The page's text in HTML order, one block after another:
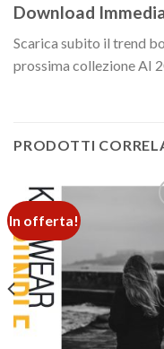
Download
Scarica subito il trend
prossima collezione AI
PRODOTTI
In offerta!